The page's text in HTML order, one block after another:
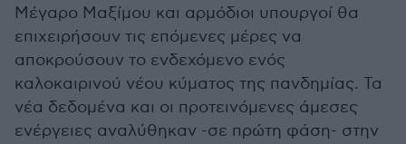
Μέγαρο Μαξίμου και αρμόδιοι υπουργοί θα
επιχειρήσουν τις επόμενες μέρες να
αποκρούσουν το ενδεχόμενο ενός
καλοκαιρινού νέου κύματος της πανδημίας. Τα
νέα δεδομένα και οι προτεινόμενες άμεσες
ενέργειες αναλύθηκαν -σε πρώτη φάση- στην